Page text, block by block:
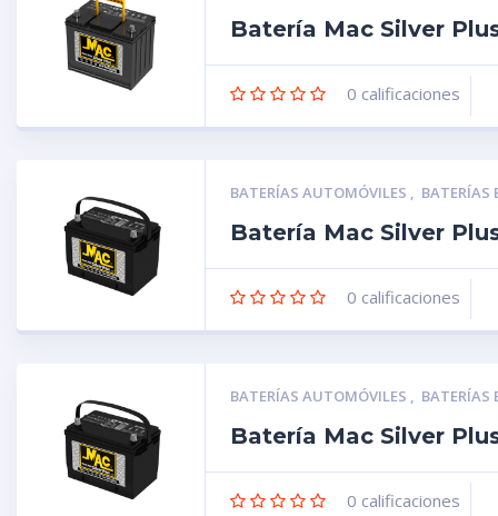
Batería Mac Silver
0 calificaciones
BATERÍAS AUTOMÓVILES , BATERÍAS
Batería Mac Silver
0 calificaciones
BATERÍAS AUTOMÓVILES , BATERÍAS
Batería Mac Silver
0 calificaciones